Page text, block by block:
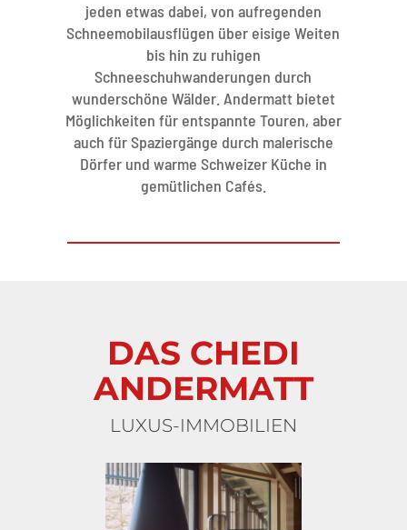
jeden etwas dabei, von aufregenden
Schneemobilausflügen über eisige Weiten
bis hin zu ruhigen
Schneeschuhwanderungen durch
wunderschöne Wälder. Andermatt bietet
Möglichkeiten für entspannte Touren, aber
auch für Spaziergänge durch malerische
Dörfer und warme Schweizer Küche in
gemütlichen Cafés.
DAS CHEDI
ANDERMATT
LUXUS-IMMOBILIEN